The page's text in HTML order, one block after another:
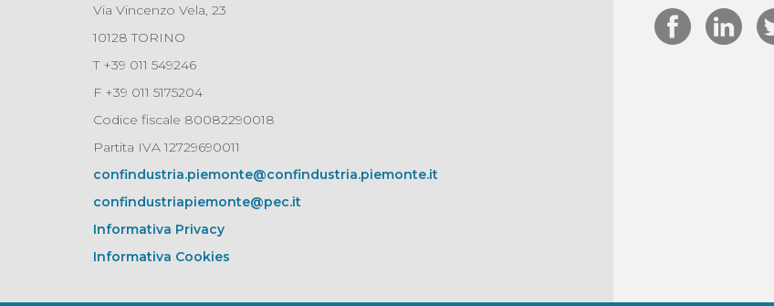
Via Vincenzo Vela, 23
10128 TORINO
T +39 011 549246
F +39 011 5175204
Codice fiscale 80082290018
Partita IVA 12729690011
confindustria.piemonte@confindustria.piemonte.it
confindustriapiemonte@pec.it
Informativa Privacy
Informativa Cookies